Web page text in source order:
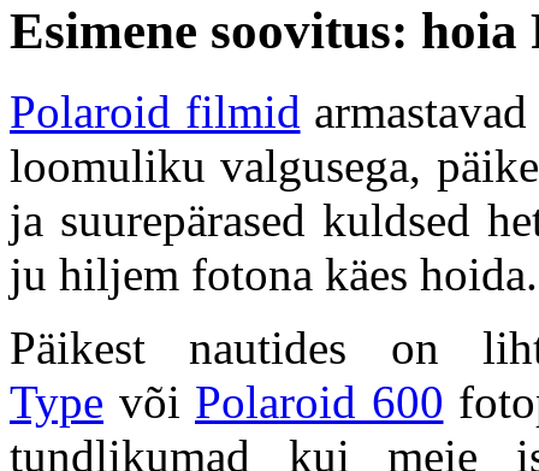
Esimene soovitus:
Polaroid filmid
loomuliku valgusega,
ja suurepärased kuldsed
ju hiljem fotona käes hoida.
Päikest nautides on
Type või Polaroid 600
tundlikumad kui meie